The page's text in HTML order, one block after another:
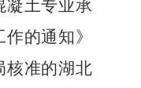
凝土专业承
的通知》
核准的湖北